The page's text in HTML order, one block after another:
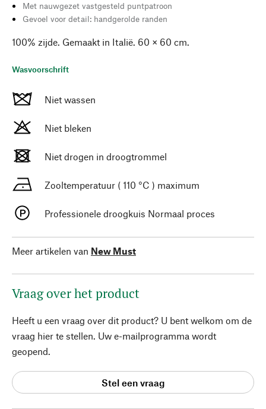
Met nauwgezet vastgesteld puntpatroon
Gevoel voor detail: handgerolde randen
100% zijde. Gemaakt in Italië. 60 × 60 cm.
Wasvoorschrift
Niet wassen
Niet bleken
Niet drogen in droogtrommel
Zooltemperatuur ( 110 °C ) maximum
Professionele droogkuis Normaal proces
Meer artikelen van New Must
Vraag over het product
Heeft u een vraag over dit product? U bent welkom om de
vraag hier te stellen. Uw e-mailprogramma wordt
geopend.
Stel een vraag